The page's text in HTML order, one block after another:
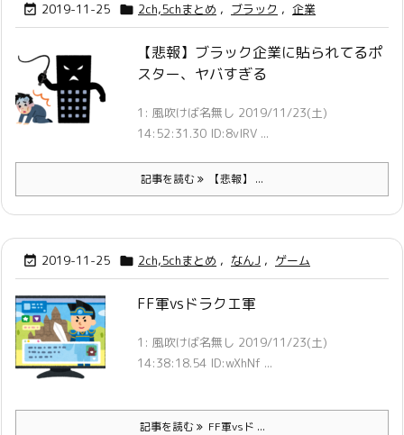
 2019-11-25  2ch,5chまとめ , ブラック , 企業
【悲報】ブラック企業に貼られてるポ
スター、ヤバすぎる
1: 風吹けば名無し 2019/11/23(土)
14:52:31.30 ID:8vIRV ...
記事を読む 【悲報】 ...
 2019-11-25  2ch,5chまとめ , なんJ , ゲーム
FF軍vsドラクエ軍
1: 風吹けば名無し 2019/11/23(土)
14:38:18.54 ID:wXhNf ...
記事を読む FF軍vsド ...